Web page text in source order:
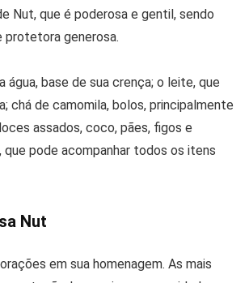
Nut, que é poderosa e gentil, sendo
protetora generosa.
água, base de sua crença; o leite, que
chá de camomila, bolos, principalmente
assados, coco, pães, figos e
pode acompanhar todos os itens
Nut
em sua homenagem. As mais